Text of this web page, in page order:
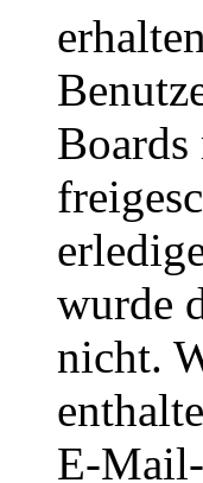
Boards
wurde
nicht.
E-